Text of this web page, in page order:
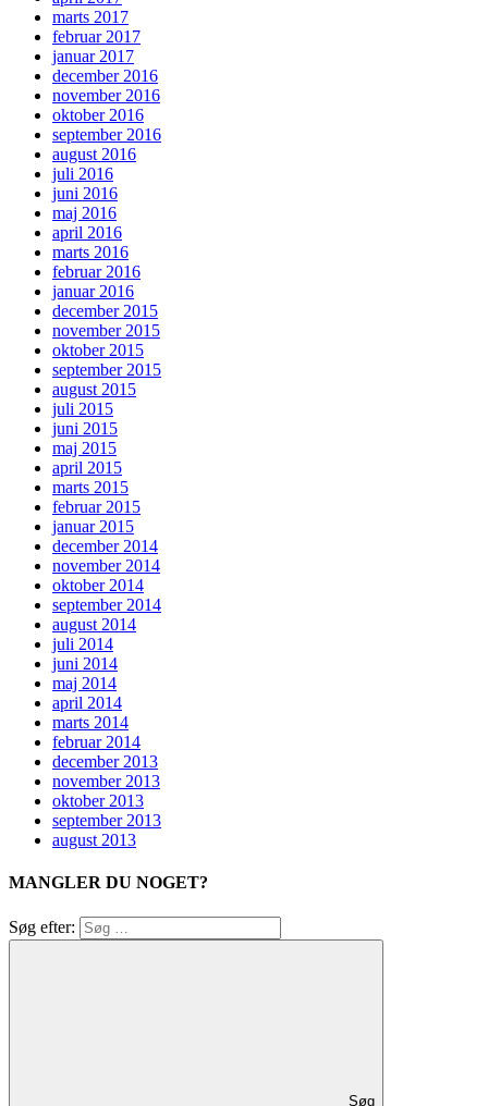
marts 2017
februar 2017
januar 2017
december 2016
november 2016
oktober 2016
september 2016
august 2016
juli 2016
juni 2016
maj 2016
april 2016
marts 2016
februar 2016
januar 2016
december 2015
november 2015
oktober 2015
september 2015
august 2015
juli 2015
juni 2015
maj 2015
april 2015
marts 2015
februar 2015
januar 2015
december 2014
november 2014
oktober 2014
september 2014
august 2014
juli 2014
juni 2014
maj 2014
april 2014
marts 2014
februar 2014
december 2013
november 2013
oktober 2013
september 2013
august 2013
MANGLER DU NOGET?
Søg efter:
Søg